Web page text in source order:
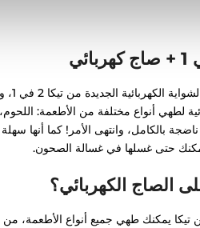
لطهي أنواع مختلفة من الأطعمة:
بالكامل، وانتهى الأمر! كما أنها سهلة
حتى غسلها في غسالة الصحون.
الصاج الكهربائي؟
تيكا يمكنك طهي جميع أنواع الأطعمة،